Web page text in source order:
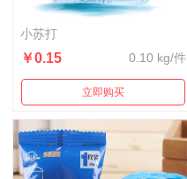
小苏打
￥0.15 0.10 kg/件
立即购买